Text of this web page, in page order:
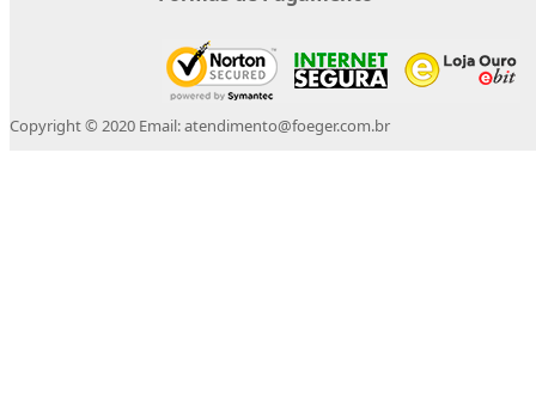
Copyright © 2020 Email: atendimento@foeger.com.br